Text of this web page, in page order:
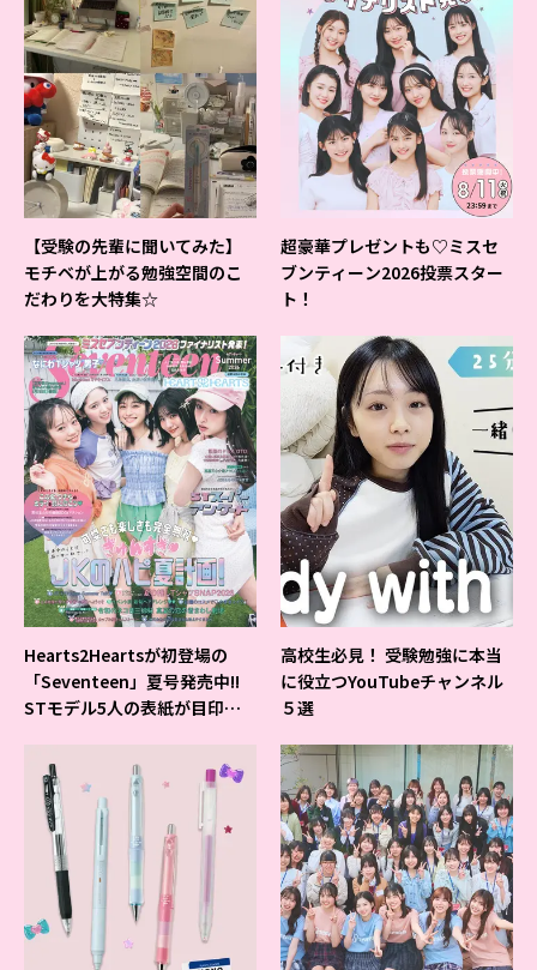
【受験の先輩に聞いてみた】
モチベが上がる勉強空間のこ
だわりを大特集☆
超豪華プレゼントも♡ミスセ
ブンティーン2026投票スター
ト！
Hearts2Heartsが初登場の
「Seventeen」夏号発売中!!
STモデル5人の表紙が目印だ
高校生必見！ 受験勉強に本当
に役立つYouTubeチャンネル
５選